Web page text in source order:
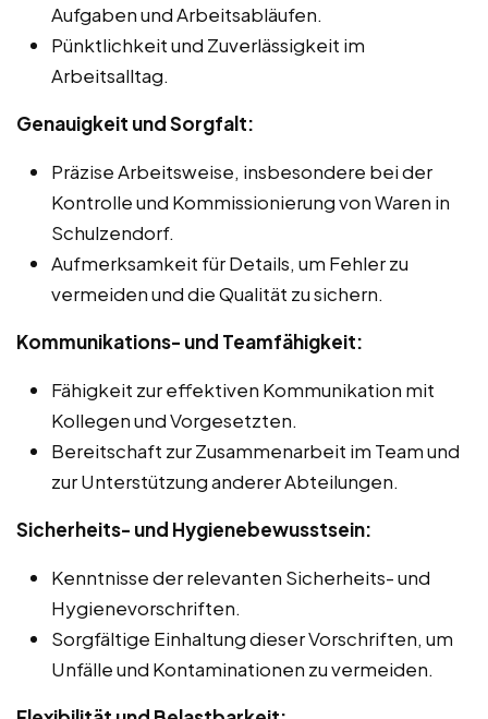
Aufgaben und Arbeitsabläufen.
Pünktlichkeit und Zuverlässigkeit im
Arbeitsalltag.
Genauigkeit und Sorgfalt:
Präzise Arbeitsweise, insbesondere bei der
Kontrolle und Kommissionierung von Waren in
Schulzendorf.
Aufmerksamkeit für Details, um Fehler zu
vermeiden und die Qualität zu sichern.
Kommunikations- und Teamfähigkeit:
Fähigkeit zur effektiven Kommunikation mit
Kollegen und Vorgesetzten.
Bereitschaft zur Zusammenarbeit im Team und
zur Unterstützung anderer Abteilungen.
Sicherheits- und Hygienebewusstsein:
Kenntnisse der relevanten Sicherheits- und
Hygienevorschriften.
Sorgfältige Einhaltung dieser Vorschriften, um
Unfälle und Kontaminationen zu vermeiden.